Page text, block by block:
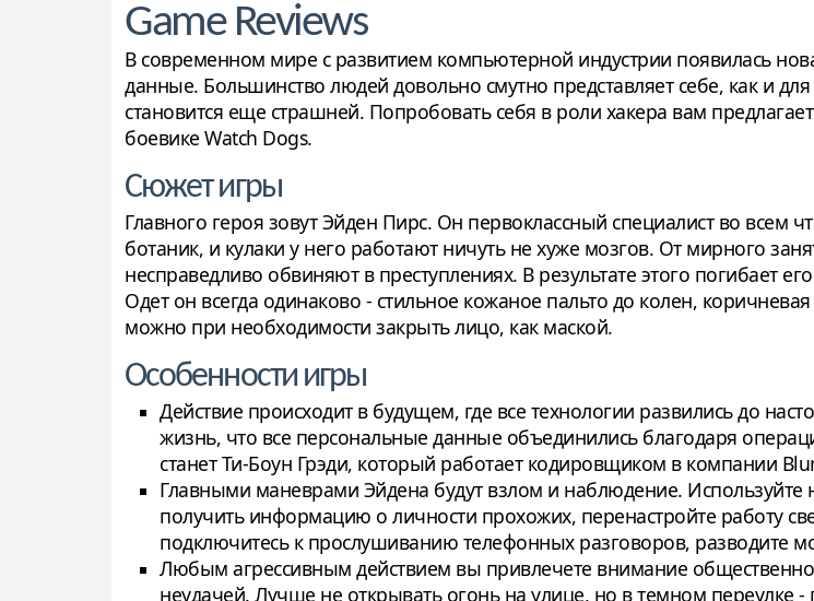
Game Reviews
В современном мире с развитием компьютерной индустрии появилась
данные. Большинство людей довольно смутно представляет себе, как и
становится еще страшней. Попробовать себя в роли хакера вам
боевике Watch Dogs.
Сюжет игры
Главного героя зовут Эйден Пирс. Он первоклассный специалист во всем
ботаник, и кулаки у него работают ничуть не хуже мозгов. От мирного
несправедливо обвиняют в преступлениях. В результате этого погибает
Одет он всегда одинаково - стильное кожаное пальто до колен,
можно при необходимости закрыть лицо, как маской.
Особенности игры
Действие происходит в будущем, где все технологии развились до
жизнь, что все персональные данные объединились благодаря
станет Ти-Боун Грэди, который работает кодировщиком в компании
Главными маневрами Эйдена будут взлом и наблюдение.
получить информацию о личности прохожих, перенастройте работу
подключитесь к прослушиванию телефонных разговоров, разводите
Любым агрессивным действием вы привлечете внимание
неудачей. Лучше не открывать огонь на улице, но в темном переулке